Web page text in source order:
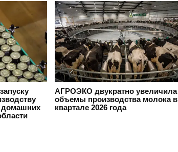
АГРОЭКО двукратно увеличила
объемы производства молока в I
квартале 2026 года